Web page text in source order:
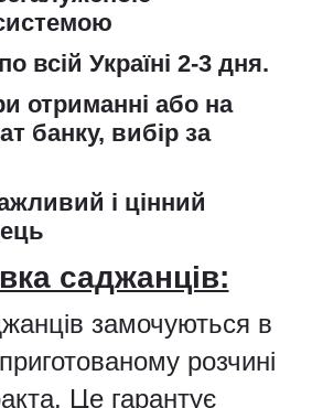
всій Україні 2-3 дня.
отриманні або на
банку, вибір за
і цінний
саджанців:
замочуються в
розчині
Це гарантує